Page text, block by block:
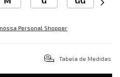
Personal Shopper
Tabela de Medidas